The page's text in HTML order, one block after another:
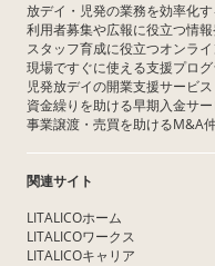
放デイ・児発の業務を効率化
利用者募集や広報に役立つ情
スタッフ育成に役立つオンラ
現場ですぐに使える支援プロ
児発放デイの開業支援サービス
資金繰りを助ける早期入金サ
事業譲渡・売買を助けるM&A
関連サイト
LITALICOホーム
LITALICOワークス
LITALICOキャリア